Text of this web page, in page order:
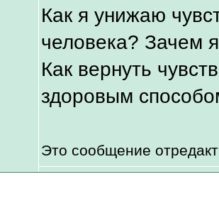
Как я унижаю
человека? Зачем
Как вернуть
здоровым
Это сообщение